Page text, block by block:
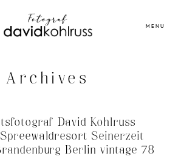
MENU
Archives
David Kohlruss
Seinerzeit
Berlin vintage 78